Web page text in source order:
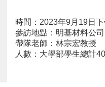
時間：2023年9月19日
參訪地點：明基材料公
帶隊老師：林宗宏教授
人數：大學部學生總計40